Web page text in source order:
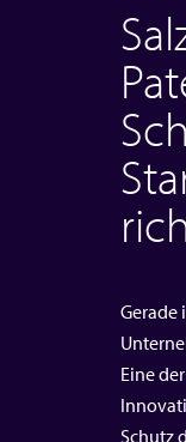
Gerade
Eine
Schutz